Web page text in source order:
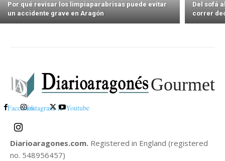
Por qué revisar los limpiaparabrisas puede evitar
un accidente grave en Aragón
Del sofá
correr
Gourmet
FacebookInstagram X Youtube
Diarioaragones.com. Registered in England (registered
no. 548956457)